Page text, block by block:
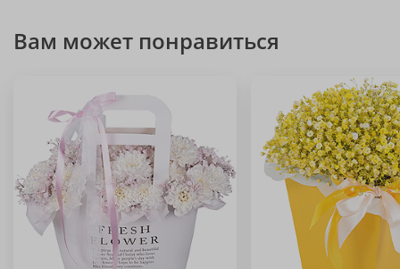
Вам может понравиться